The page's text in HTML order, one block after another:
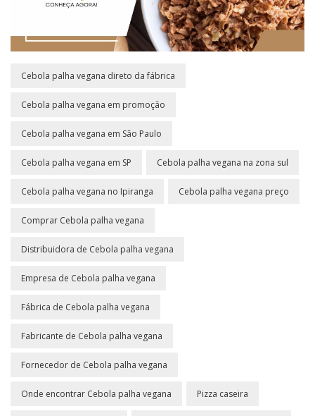
Cebola palha vegana direto da fábrica
Cebola palha vegana em promoção
Cebola palha vegana em São Paulo
Cebola palha vegana em SP Cebola palha vegana na zona sul
Cebola palha vegana no Ipiranga Cebola palha vegana preço
Comprar Cebola palha vegana
Distribuidora de Cebola palha vegana
Empresa de Cebola palha vegana
Fábrica de Cebola palha vegana
Fabricante de Cebola palha vegana
Fornecedor de Cebola palha vegana
Onde encontrar Cebola palha vegana Pizza caseira